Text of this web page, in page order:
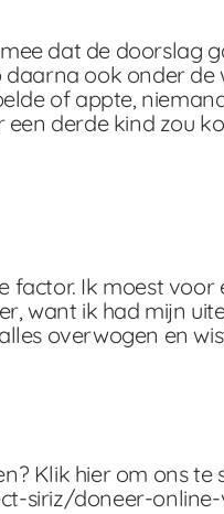
dat de doorslag
ook onder
of appte,
derde kind zou
Ik moest voor
want ik had mijn
overwogen en
Klik hier om ons
siriz/doneer-online-